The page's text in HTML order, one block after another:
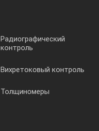
Радиографический
контроль
Вихретоковый контроль
Толщиномеры